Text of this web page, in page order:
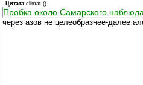
Цитата climat ()
Пробка около Самарского
через азов не целеобразнее-далее